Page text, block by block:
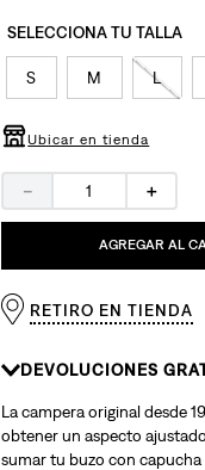
S M L
Ubicar en tienda
＋
－
AGREGAR AL
RETIRO EN TIENDA
DEVOLUCIONES
La campera original desde
obtener un aspecto
sumar tu buzo con